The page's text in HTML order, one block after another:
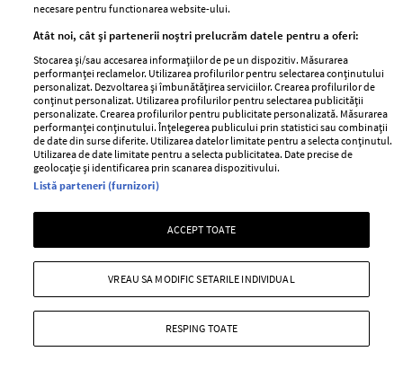
#ELLETeam: Cum să porți paltonul, în 2
stiluri diferite, cu Domnica Mărgescu și
Cristina Crăciun (VIDEO)
CRISTINA CRACIUN 05 februarie 2018
Domnica Mărgescu și Cristina Crăciun îți arată cum poți
mixa un palton clasic, în două ținute diferite!
+ MAI MULTE
necesare pentru functionarea website-ului.
Atât noi, cât și partenerii noștri prelucrăm datele pentru a oferi:
Stocarea și/sau accesarea informațiilor de pe un dispozitiv. Măsurarea
performanței reclamelor. Utilizarea profilurilor pentru selectarea conținutului
personalizat. Dezvoltarea și îmbunătățirea serviciilor. Crearea profilurilor de
conținut personalizat. Utilizarea profilurilor pentru selectarea publicității
personalizate. Crearea profilurilor pentru publicitate personalizată. Măsurarea
performanței conținutului. Înțelegerea publicului prin statistici sau combinații
de date din surse diferite. Utilizarea datelor limitate pentru a selecta conținutul.
Utilizarea de date limitate pentru a selecta publicitatea. Date precise de
geolocație și identificarea prin scanarea dispozitivului.
Listă parteneri (furnizori)
ACCEPT TOATE
RESPING TOATE
VREAU SA MODIFIC SETARILE INDIVIDUAL